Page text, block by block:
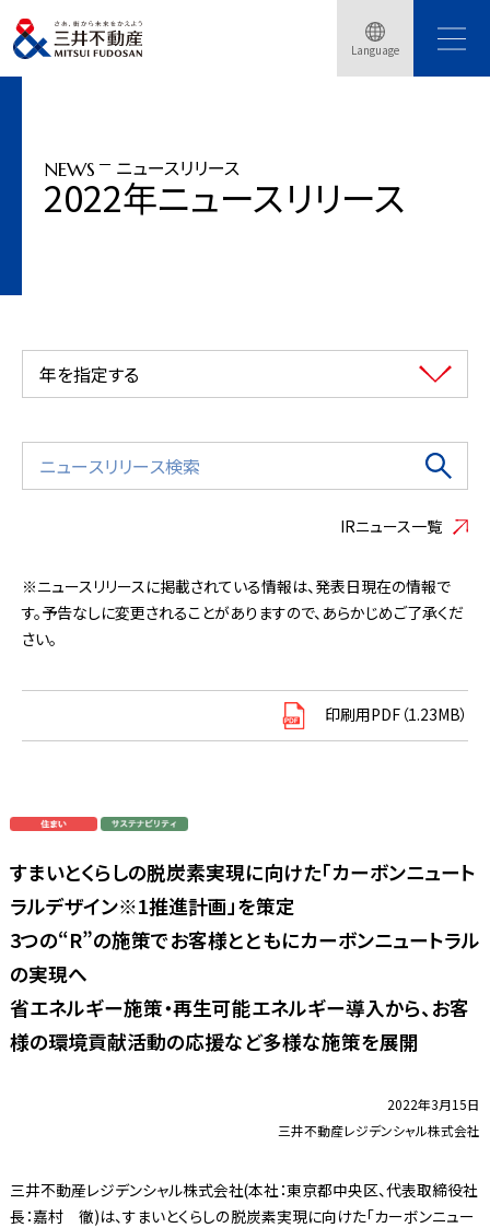
Language
トップページ ニュースリリース
三井不動産レジデンシャル すまいとくらしの脱炭素実現に向けた「カーボンニュ
ートラルデザイン推進計画」を策定
NEWS ニュースリリース
2022年ニュースリリース
年を指定する
IRニュース一覧
※ニュースリリースに掲載されている情報は、発表日現在の情報で
す。予告なしに変更されることがありますので、あらかじめご了承くだ
さい。
印刷用PDF（1.23MB）
すまいとくらしの脱炭素実現に向けた「カーボンニュート
ラルデザイン※1推進計画」を策定
3つの“R”の施策でお客様とともにカーボンニュートラル
の実現へ
省エネルギー施策・再生可能エネルギー導入から、お客
様の環境貢献活動の応援など多様な施策を展開
2022年3月15日
三井不動産レジデンシャル株式会社
三井不動産レジデンシャル株式会社(本社：東京都中央区、代表取締役社
長：嘉村 徹)は、すまいとくらしの脱炭素実現に向けた「カーボンニュー